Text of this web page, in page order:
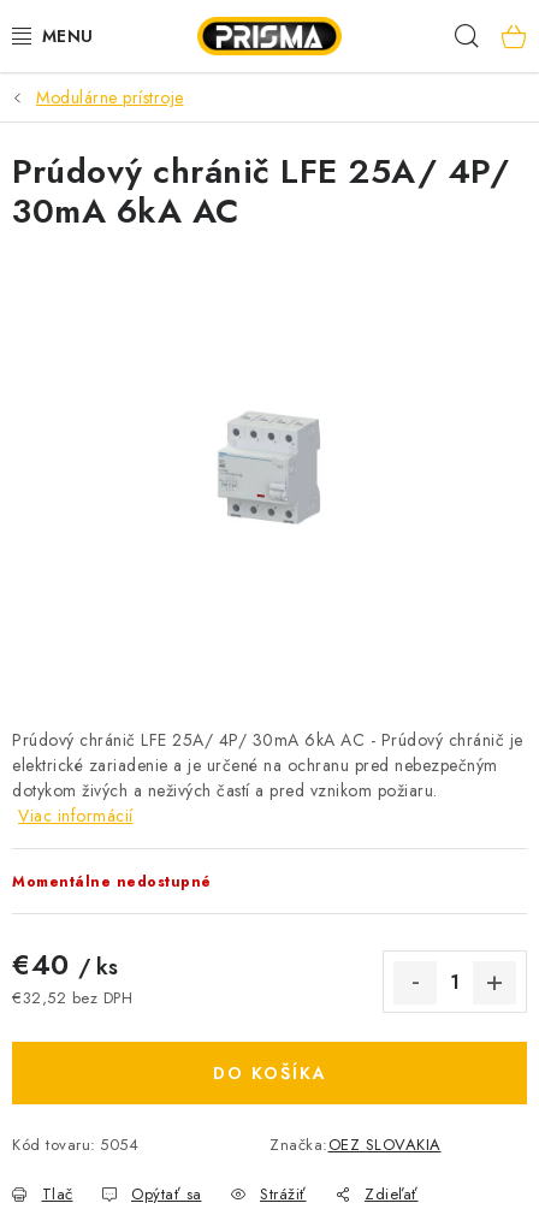
na
OBCHOD
O NÁS
AKCIE
LED PÁSY
MODULÁRNE PRÍSTROJE
SVORKY, ROZBOČOVAČE A OSTATNÉ
SVIETIDLÁ A SVETELNÉ ZDROJE
ÚLOŽNÝ MATERIÁL
ZÁSUVKY A VYPÍNAČE
DOMÁCNOSŤ
ELEKTROMEROVÉ ROZVÁDZAČE
Modulárne prístroje
Prúdový chránič LFE 25A/ 4P/ 30mA 6kA AC - Prúdový chránič je
elektrické zariadenie a je určené na ochranu pred nebezpečným
dotykom živých a neživých častí a pred vznikom požiaru.
Viac informácií
Momentálne nedostupné
€40 / ks
€32,52 bez DPH
DO KOŠÍKA
Kód tovaru: 5054 Značka:OEZ SLOVAKIA
Tlač Opýtať sa Strážiť Zdieľať
Prúdový chránič LFE 25A/ 4P/
30mA 6kA AC